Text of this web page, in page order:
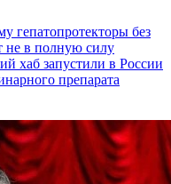
гепатопротекторы без
не в полную силу
хаб запустили в России
препарата